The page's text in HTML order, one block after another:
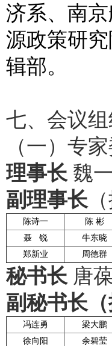
济系、南
源政策研
辑部。
七、会议
（一）专
理事长 魏
副理事长
陈诗一 陈 彬
聂
锐 牛东晓
郑新业
周德群
秘书长 唐
副秘书长
冯连勇 梁大鹏
徐向阳
余碧莹